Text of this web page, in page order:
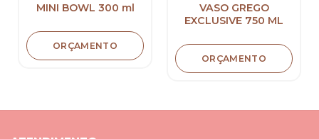
MINI BOWL 300 ml
ORÇAMENTO
VASO GREGO
EXCLUSIVE 750 ML
ORÇAMENTO